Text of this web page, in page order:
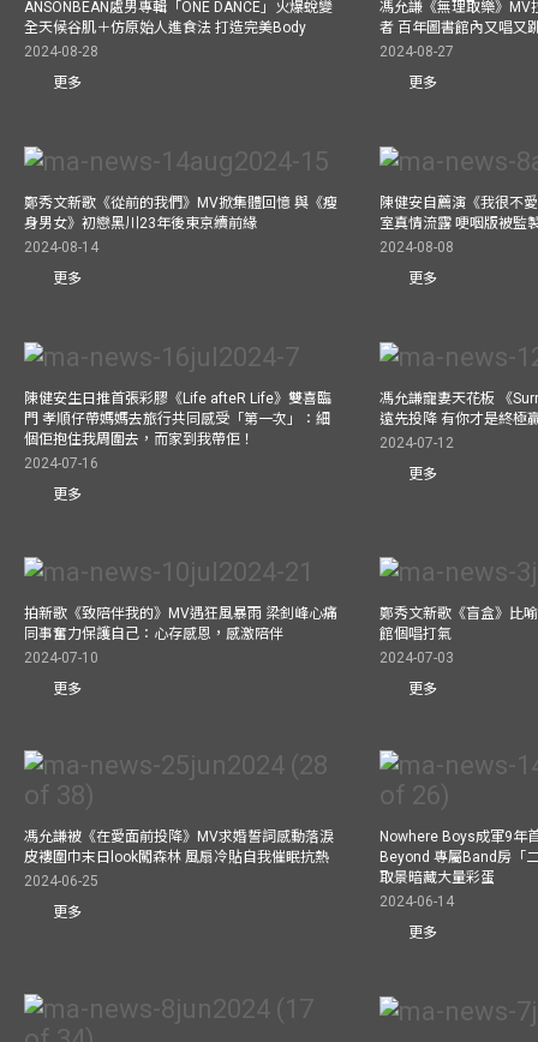
ANSONBEAN處男專輯「ONE DANCE」火爆蛻變
全天候谷肌＋仿原始人進食法 打造完美Body
2024-08-28
更多
馮允謙《無理取樂》MV
者 百年圖書館內又唱又
2024-08-27
更多
鄭秀文新歌《從前的我們》MV掀集體回憶 與《瘦
身男女》初戀黑川23年後東京續前緣
2024-08-14
更多
陳健安自薦演《我很不
室真情流露 哽咽版被監
2024-08-08
更多
陳健安生日推首張彩膠《Life afteR Life》雙喜臨
門 孝順仔帶媽媽去旅行共同感受「第一次」：細
個佢抱住我周圍去，而家到我帶佢！
2024-07-16
更多
馮允謙寵妻天花板 《
遠先投降 有你才是終極
2024-07-12
更多
拍新歌《致陪伴我的》MV遇狂風暴雨 梁釗峰心痛
同事奮力保護自己：心存感恩，感激陪伴
2024-07-10
更多
鄭秀文新歌《盲盒》比
館個唱打氣
2024-07-03
更多
馮允謙被《在愛面前投降》MV求婚誓詞感動落淚
皮褸圍巾末日look闖森林 風扇冷貼自我催眠抗熱
2024-06-25
更多
Nowhere Boys成軍9年
Beyond 專屬Band房「
取景暗藏大量彩蛋
2024-06-14
更多